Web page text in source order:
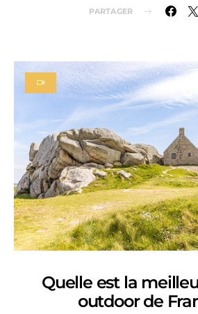
PARTAGER
Quelle est la
outdoor de